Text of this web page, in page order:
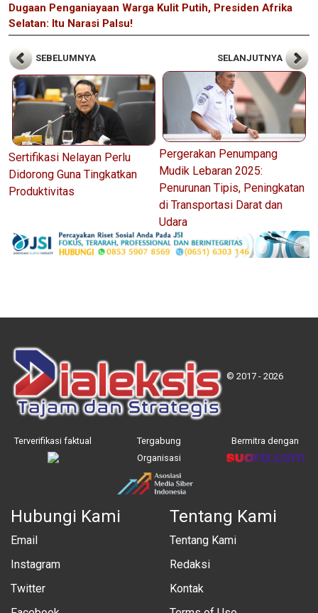
Dugaan Penganiayaan Warga Kulit Putih, Presiden Afrika
Selatan: Itu Narasi Palsu!
SEBELUMNYA
Sertifikasi Nelayan Perlu
Didorong Guna Tingkatkan
Produktivitas
SELANJUTNYA
Pergerakan Penumpang
Mudik Lebaran 2025:
Penurunan Tipis, Peningkatan
di Transportasi Darat dan
Udara
© 2017 - 2026
Terverifikasi faktual
Tergabung
Organisasi
Bermitra dengan
Hubungi Kami
Email
Instagram
Twitter
Tentang Kami
Tentang Kami
Redaksi
Kontak